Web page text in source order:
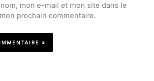
mon e-mail et mon site dans le
prochain commentaire.